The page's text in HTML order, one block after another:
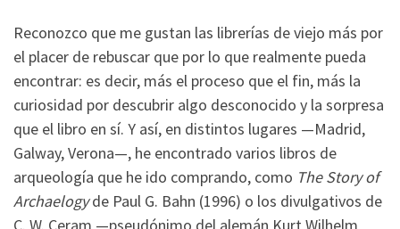
Reconozco que me gustan las librerías de viejo más por
el placer de rebuscar que por lo que realmente pueda
encontrar: es decir, más el proceso que el fin, más la
curiosidad por descubrir algo desconocido y la sorpresa
que el libro en sí. Y así, en distintos lugares —Madrid,
Galway, Verona—, he encontrado varios libros de
arqueología que he ido comprando, como The Story of
Archaelogyde Paul G. Bahn (1996) o los divulgativos de
C. W. Ceram —pseudónimo del alemán Kurt Wilhelm